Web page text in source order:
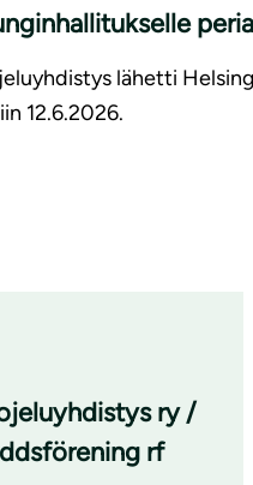
lähetti
12.6.2026.
ry /
rf